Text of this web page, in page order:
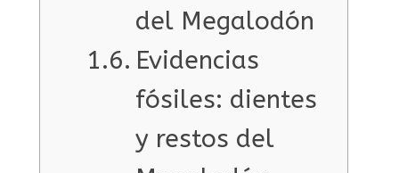
del Megalodón
Evidencias
fósiles: dientes
y restos del